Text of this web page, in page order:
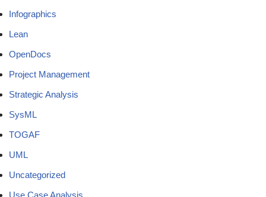
Infographics
Lean
OpenDocs
Project Management
Strategic Analysis
SysML
TOGAF
UML
Uncategorized
Use Case Analysis